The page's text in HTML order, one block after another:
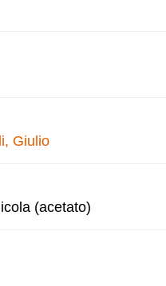
Giulio
(acetato)